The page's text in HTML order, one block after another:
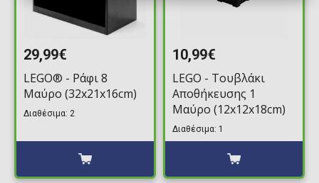
29,99€
LEGO® - Ράφι 8
Μαύρο (32x21x16cm)
Διαθέσιμα: 2
10,99€
LEGO - Τουβλάκι
Αποθήκευσης 1
Μαύρο (12x12x18cm)
Διαθέσιμα: 1